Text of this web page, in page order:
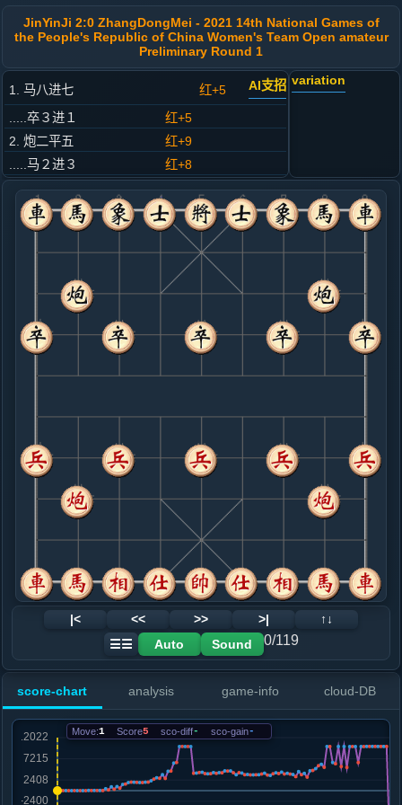
JinYinJi 2:0 ZhangDongMei - 2021 14th National Games of
the People's Republic of China Women's Team Open amateur
Preliminary Round 1
1. 马八进七 红+5 AI支招
.....卒３进１
红+5
2. 炮二平五
红+9
.....马２进３
红+8
3. 马二进三
红+4
.....马８进７
红+5
4. 车一平二
红+7
.....车９平８
红+6
5. 兵三进一
红+4
.....象３进５
6. 炮八进四
红+9
.....马３进４
红+43
马３进２
7. 炮八平三
红+31
8. 车九平八
红+28
.....砲８进４
红+36
9. 兵三进一
红+26
.....马４进３
10. 炮五平四
红+153
马三进四
.....卒１进１
红+872
马３退４
红+322
马三进四
.....士６进５
红+920
马３退４
12. 车八进四
红+568
马三进四
红+1403
砲８退５
13. 车八平二
红+1492
红+1930
.....马３进１
红+1902
15. 车二进三
红+1879
.....马１进３
红+1843
16. 帅五进一
红+1831
variation
|< << >> >|
↑↓
☰☰
Auto Sound 0/119
score-chart analysis game-info cloud-DB
Move:1 Score5 sco-diff- sco-gain-